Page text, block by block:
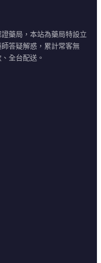
藥局，本站為藥局特設立
答疑解惑，累計常客無
全台配送。